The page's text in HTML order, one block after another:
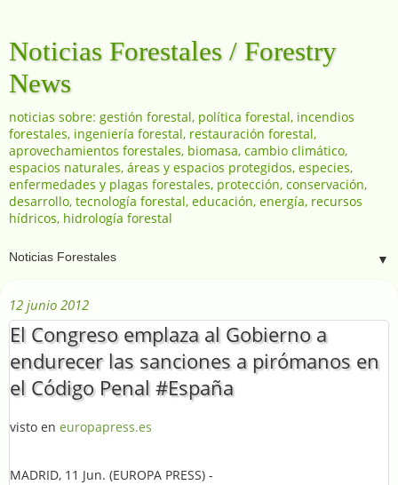
Noticias Forestales / Forestry
News
noticias sobre: gestión forestal, política forestal, incendios
forestales, ingeniería forestal, restauración forestal,
aprovechamientos forestales, biomasa, cambio climático,
espacios naturales, áreas y espacios protegidos, especies,
enfermedades y plagas forestales, protección, conservación,
desarrollo, tecnología forestal, educación, energía, recursos
hídricos, hidrología forestal
▼
12 junio 2012
El Congreso emplaza al Gobierno a
endurecer las sanciones a pirómanos en
el Código Penal #España
visto en europapress.es
MADRID, 11 Jun. (EUROPA PRESS) -